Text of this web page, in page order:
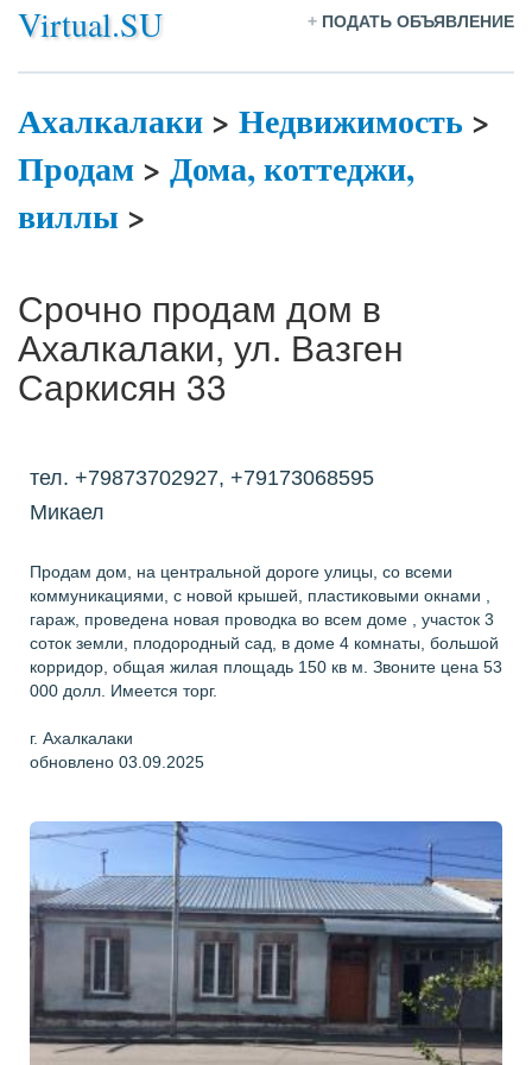
Virtual.SU + ПОДАТЬ ОБЪЯВЛЕНИЕ
Ахалкалаки> Недвижимость >
Продам> Дома, коттеджи,
виллы>
Срочно продам дом в
Ахалкалаки, ул. Вазген
Саркисян 33
тел. +79873702927, +79173068595
Микаел
Продам дом, на центральной дороге улицы, со всеми
коммуникациями, с новой крышей, пластиковыми окнами ,
гараж, проведена новая проводка во всем доме , участок 3
соток земли, плодородный сад, в доме 4 комнаты, большой
корридор, общая жилая площадь 150 кв м. Звоните цена 53
000 долл. Имеется торг.
г. Ахалкалаки
обновлено 03.09.2025